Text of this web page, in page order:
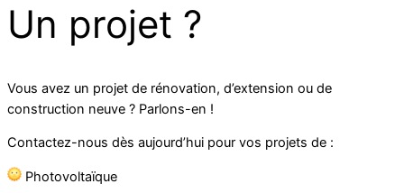
Un projet ?
Vous avez un projet de rénovation, d’extension ou de
construction neuve ? Parlons-en !
Contactez-nous dès aujourd’hui pour vos projets de :
Photovoltaïque